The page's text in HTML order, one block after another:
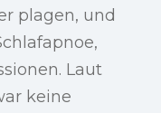
plagen, und
Laut
keine